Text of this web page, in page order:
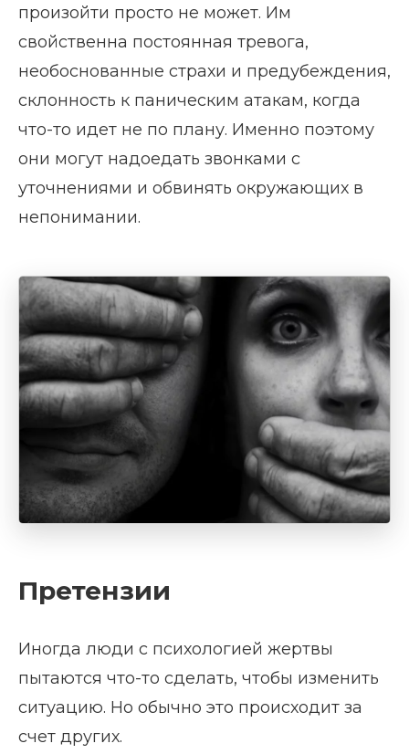
произойти просто не может. Им
свойственна постоянная тревога,
необоснованные страхи и предубеждения,
склонность к паническим атакам, когда
что-то идет не по плану. Именно поэтому
они могут надоедать звонками с
уточнениями и обвинять окружающих в
непонимании.
Претензии
Иногда люди с психологией жертвы
пытаются что-то сделать, чтобы изменить
ситуацию. Но обычно это происходит за
счет других.